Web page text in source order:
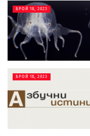
БРОЙ 18, 2023
БРОЙ 18, 2023